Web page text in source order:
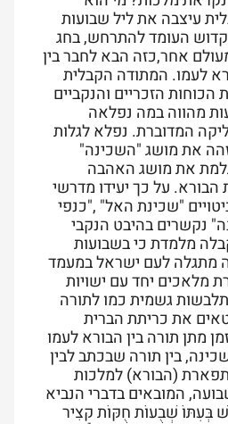
עיצבה את ליל שבועות
העומד להתרחש, בחג
אחר,כזה הבא לחבר בין
לעמו. המתודה הקבלית
הזכריים והנקביים
מהווה במה נפלאה
המדוברת. נפלא לגלות
את מושג "השכינה"
את מושג האהבה
על כך יעידו מדרשי
"שכינת האל" ,"כנפי
נקשרים בהיבט הנקבי
מלמדת כי בשבועות
מתגלה לעם ישראל במעמד
מלאכים יחד עם ישויות
גשמית כמו לתורה
את כריתת הברית
מתן תורה בין הבורא לעמו
בין תורה שבכתב לבין
(הבורא) למלכות
המובאים בדברי הנביא
בְּעִתּוֹ שְׁבֻעוֹת חֻקּוֹת קָצִיר